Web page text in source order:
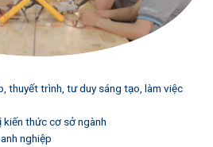
thuyết trình, tư duy sáng tạo, làm việc
thức cơ sở ngành
nghiệp